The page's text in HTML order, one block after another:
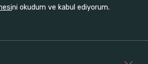
ni okudum ve kabul ediyorum.